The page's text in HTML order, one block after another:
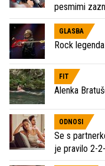
pesmimi
GLASBA
Rock
FIT
Alenka
ODNOSI
Se s
je pravilo 2-